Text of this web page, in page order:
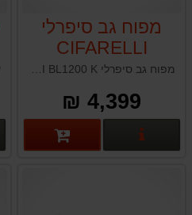
מפוח גב סיפרלי
CIFARELLI
BL1200
4,399 ₪
פרטים נוספים